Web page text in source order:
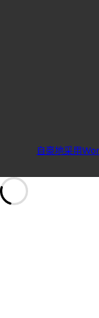
自豪地采用